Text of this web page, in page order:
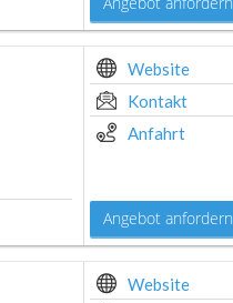
Website
Kontakt
Anfahrt
Angebot anfordern
Website